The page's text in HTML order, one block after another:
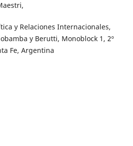
y Relaciones Internacionales,
y Berutti, Monoblock 1, 2º
Fe, Argentina